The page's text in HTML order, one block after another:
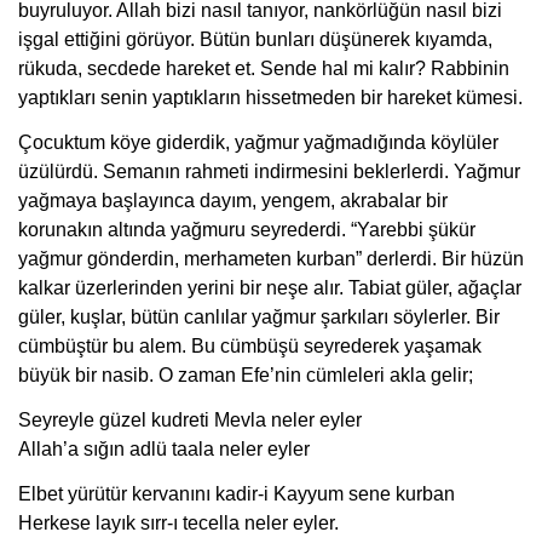
buyruluyor. Allah bizi nasıl tanıyor, nankörlüğün nasıl bizi
işgal ettiğini görüyor. Bütün bunları düşünerek kıyamda,
rükuda, secdede hareket et. Sende hal mi kalır? Rabbinin
yaptıkları senin yaptıkların hissetmeden bir hareket kümesi.
Çocuktum köye giderdik, yağmur yağmadığında köylüler
üzülürdü. Semanın rahmeti indirmesini beklerlerdi. Yağmur
yağmaya başlayınca dayım, yengem, akrabalar bir
korunakın altında yağmuru seyrederdi. “Yarebbi şükür
yağmur gönderdin, merhameten kurban” derlerdi. Bir hüzün
kalkar üzerlerinden yerini bir neşe alır. Tabiat güler, ağaçlar
güler, kuşlar, bütün canlılar yağmur şarkıları söylerler. Bir
cümbüştür bu alem. Bu cümbüşü seyrederek yaşamak
büyük bir nasib. O zaman Efe’nin cümleleri akla gelir;
Seyreyle güzel kudreti Mevla neler eyler
Allah’a sığın adlü taala neler eyler
Elbet yürütür kervanını kadir-i Kayyum sene kurban
Herkese layık sırr-ı tecella neler eyler.